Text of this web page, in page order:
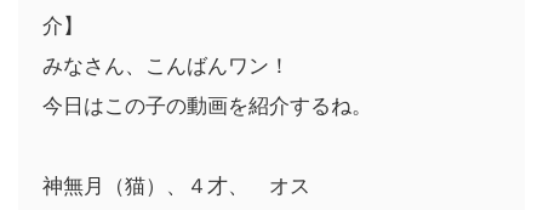
介】
みなさん、こんばんワン！
今日はこの子の動画を紹介するね。
神無月（猫）、４才、 オス